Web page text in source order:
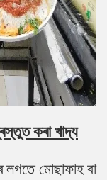
কৰা খাদ্য
মোছাফাহ বা